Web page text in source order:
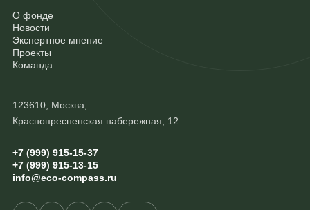
О фонде
Новости
Экспертное мнение
Проекты
Команда
123610, Москва,
Краснопресненская набережная, 12
+7 (999) 915-15-37
+7 (999) 915-13-15
info@eco-compass.ru